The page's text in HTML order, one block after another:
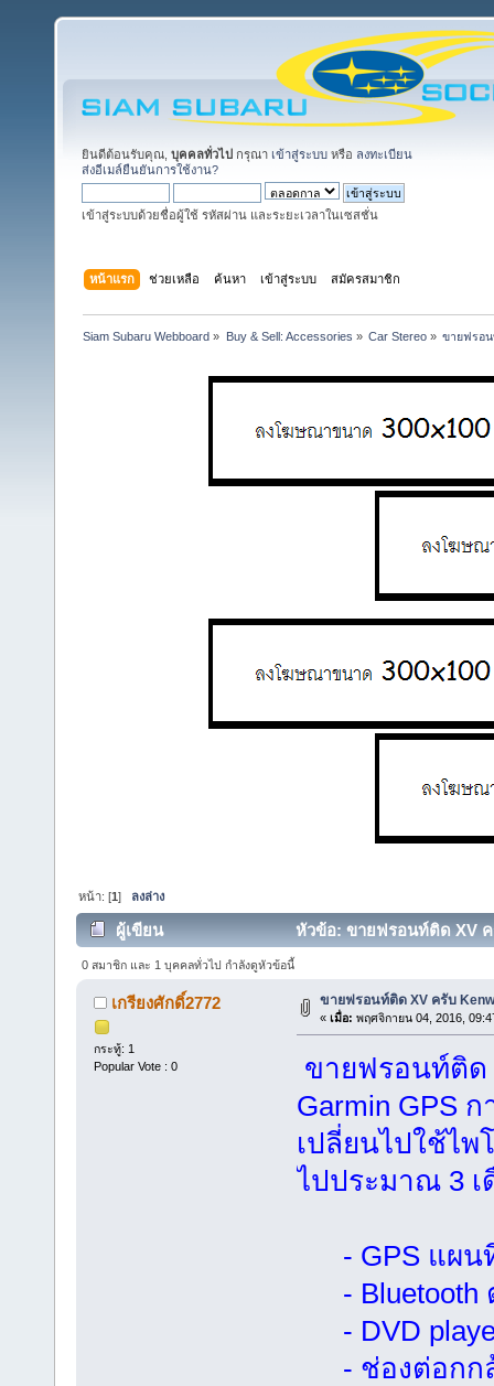
ยินดีต้อนรับคุณ, บุคคลทั่วไป กรุณา เข้าสู่ระบบ หรือ ลงทะเบียน
ส่งอีเมล์ยืนยันการใช้งาน?
เข้าสู่ระบบด้วยชื่อผู้ใช้ รหัสผ่าน และระยะเวลาในเซสชั่น
หน้าแรก ช่วยเหลือ ค้นหา เข้าสู่ระบบ สมัครสมาชิก
Siam Subaru Webboard » Buy & Sell: Accessories » Car Stereo» ขายฟรอน
หน้า: [1] ลงล่าง
ผู้เขียน หัวข้อ: ขายฟรอนท์ติด XV ค
0 สมาชิก และ 1 บุคคลทั่วไป กำลังดูหัวข้อนี้
เกรียงศักดิ์2772
กระทู้: 1
Popular Vote : 0
ขายฟรอนท์ติด XV ครับ
« เมื่อ: พฤศจิกายน 04, 2016,
ขายฟรอนท์ติด
Garmin GPS
เปลี่ยนไปใช้ไพ
ไปประมาณ 3
- GPS แผนที่
- Bluetooth
- DVD
- ช่องต่อกกล้